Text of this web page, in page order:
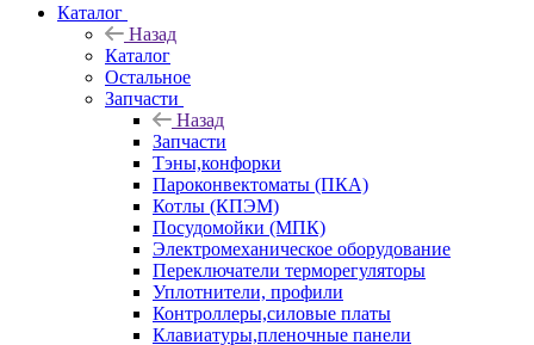
Каталог
Назад
Каталог
Остальное
Запчасти
Назад
Запчасти
Тэны,конфорки
Пароконвектоматы (ПКА)
Котлы (КПЭМ)
Посудомойки (МПК)
Электромеханическое оборудование
Переключатели терморегуляторы
Уплотнители, профили
Контроллеры,силовые платы
Клавиатуры,пленочные панели